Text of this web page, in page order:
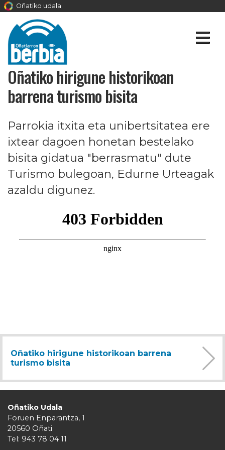
Oñatiko udala
Oñatiko hirigune historikoan
barrena turismo bisita
Parrokia itxita eta unibertsitatea ere
ixtear dagoen honetan bestelako
bisita gidatua "berrasmatu" dute
Turismo bulegoan, Edurne Urteagak
azaldu digunez.
Oñatiko hirigune historikoan barrena
turismo bisita
Oñatiko Udala
Foruen Enparantza, 1
20560 Oñati
Tel: 943 78 04 11